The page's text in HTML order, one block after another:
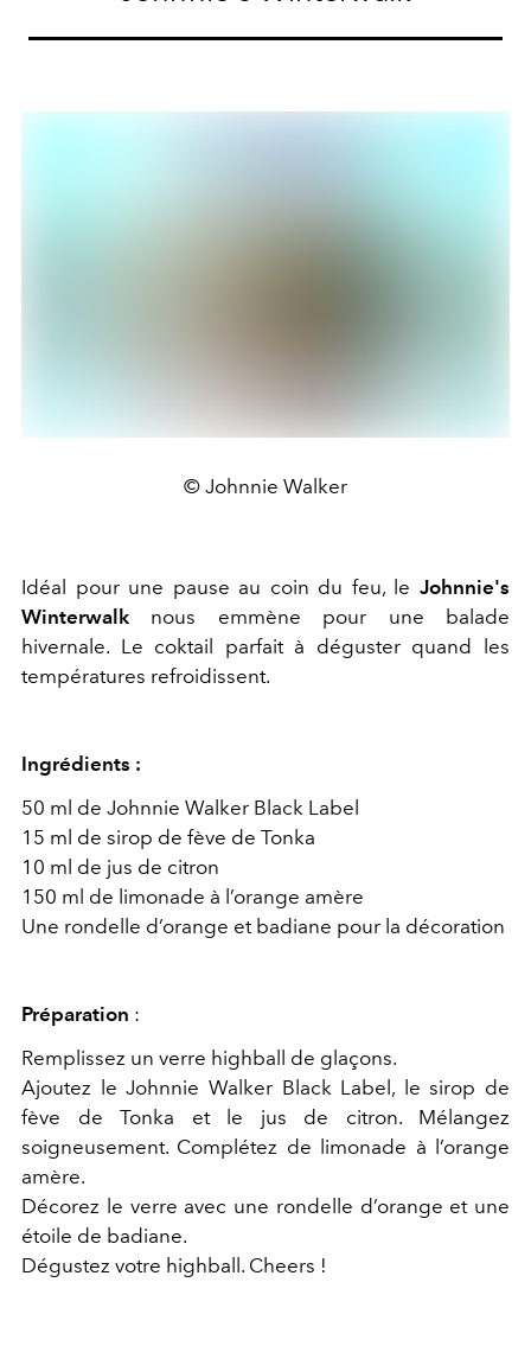
© Johnnie Walker
Idéal pour une pause au coin du feu, le Johnnie's
Winterwalk nous emmène pour une balade
hivernale. Le coktail parfait à déguster quand les
températures refroidissent.
Ingrédients :
50 ml de Johnnie Walker Black Label
15 ml de sirop de fève de Tonka
10 ml de jus de citron
150 ml de limonade à l’orange amère
Une rondelle d’orange et badiane pour la décoration
Préparation :
Remplissez un verre highball de glaçons.
Ajoutez le Johnnie Walker Black Label, le sirop de
fève de Tonka et le jus de citron. Mélangez
soigneusement. Complétez de limonade à l’orange
amère.
Décorez le verre avec une rondelle d’orange et une
étoile de badiane.
Dégustez votre highball. Cheers !